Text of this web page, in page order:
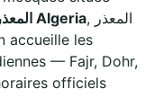
المعذر بلدية قلال ولاية سطيف 19050 المعذر Algeria, المعذر
— Fajr, Dohr,
officiels